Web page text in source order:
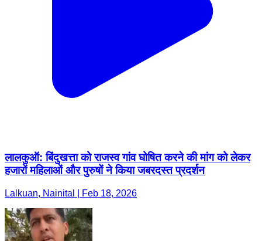
लालकुऑ: बिंदुखत्ता को राजस्व गांव घोषित करने की मांग को लेकर
हजारों महिलाओं और पुरुषों ने किया जबरदस्त प्रदर्शन
Lalkuan, Nainital | Feb 18, 2026